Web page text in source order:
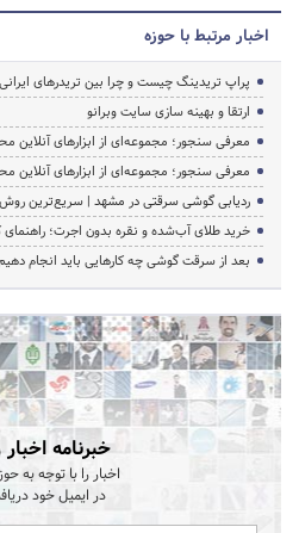
اخبار مرتبط با حوزه
پراپ تریدینگ چیست و چرا بین تریدرهای
ارتقا و بهینه سازی سایت وبرانو
معرفی سنجور؛ مجموعه‌ای از ابزارهای
معرفی سنجور؛ مجموعه‌ای از ابزارهای
ردیابی گوشی سرقتی در مشهد | سریع‌ترین روش
خرید طلای آب‌شده و نقره بدون اجرت؛
بعد از سرقت گوشی چه کارهایی باید انجام
خبرنامه
اخبار را با توجه به
در ایمیل خود